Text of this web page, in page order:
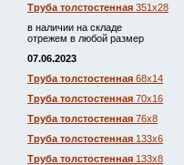
Труба толстостенная 351х28
в наличии на складе
отрежем в любой размер
07.06.2023
Труба толстостенная 68х14
Труба толстостенная 70х16
Труба толстостенная 76х8
Труба толстостенная 133х6
Труба толстостенная 133х8